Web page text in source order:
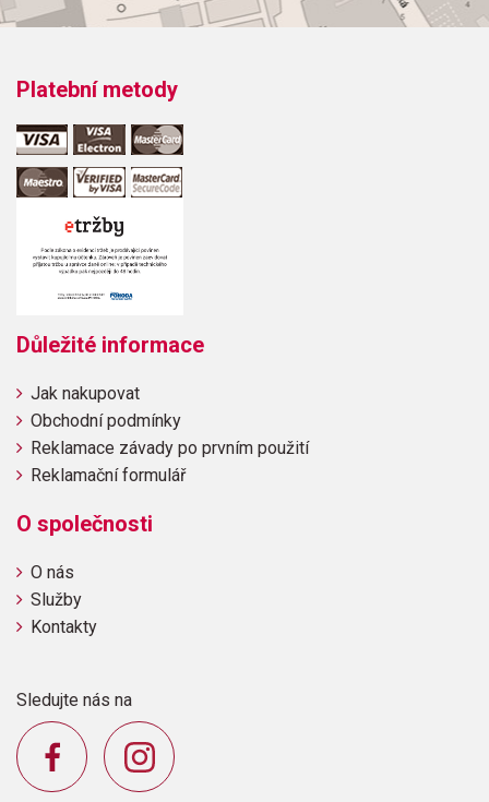
Platební metody
Důležité informace
Jak nakupovat
Obchodní podmínky
Reklamace závady po prvním použití
Reklamační formulář
O společnosti
O nás
Služby
Kontakty
Sledujte nás na